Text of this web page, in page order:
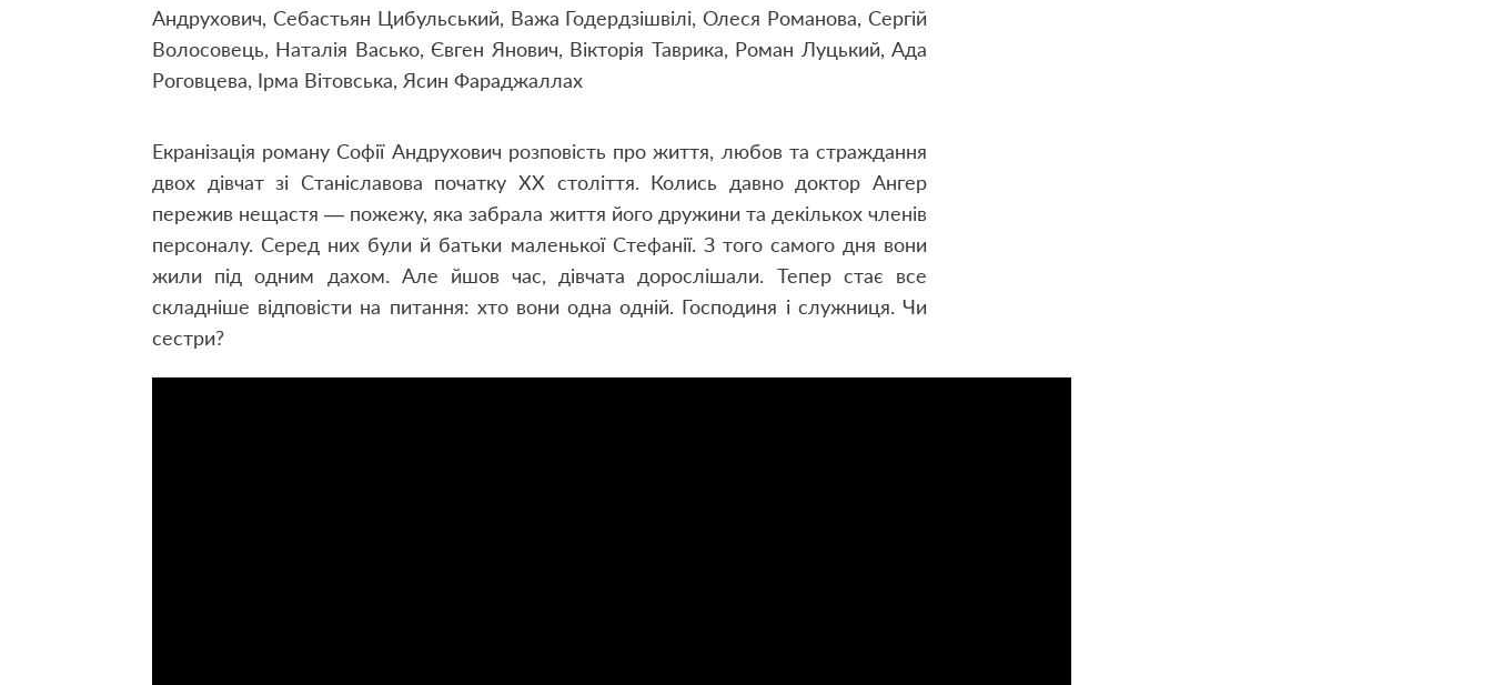
Андрухович, Себастьян Цибульський, Важа Годердзішвілі, Олеся Романова, Сергій
Волосовець, Наталія Васько, Євген Янович, Вікторія Таврика, Роман Луцький, Ада
Роговцева, Ірма Вітовська, Ясин Фараджаллах
Екранізація роману Софії Андрухович розповість про життя, любов та страждання
двох дівчат зі Станіславова початку ХХ століття. Колись давно доктор Ангер
пережив нещастя — пожежу, яка забрала життя його дружини та декількох членів
персоналу. Серед них були й батьки маленької Стефанії. З того самого дня вони
жили під одним дахом. Але йшов час, дівчата дорослішали. Тепер стає все
складніше відповісти на питання: хто вони одна одній. Господиня і служниця. Чи
сестри?